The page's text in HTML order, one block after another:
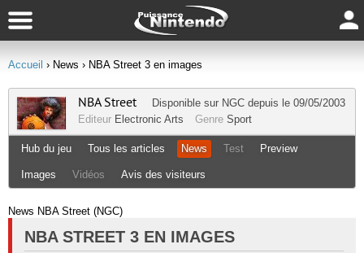
Accueil › News › NBA Street 3 en images
NBA Street Disponible sur NGC depuis le 09/05/2003
Editeur Electronic Arts Genre Sport
Hub du jeu Tous les articles News Test Preview
Images Vidéos Avis des visiteurs
News NBA Street (NGC)
NBA STREET 3 EN IMAGES